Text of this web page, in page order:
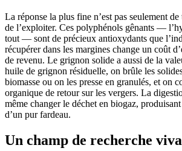
La réponse la plus fine n’est pas seulement
de l’exploiter. Ces polyphénols gênants —
tout — sont de précieux antioxydants que
récupérer dans les margines change un coût
de revenu. Le grignon solide a aussi de la
huile de grignon résiduelle, on brûle les
biomasse ou on les presse en granulés, et on
organique de retour sur les vergers. La
même changer le déchet en biogaz,
d’un pur fardeau.
Un champ de recherche